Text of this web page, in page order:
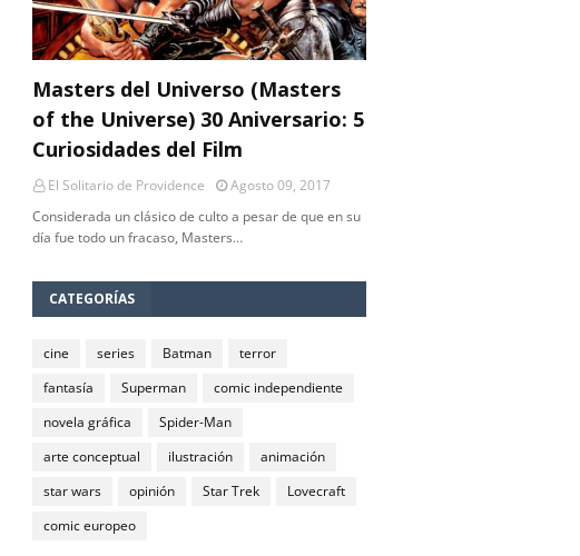
Masters del Universo (Masters
of the Universe) 30 Aniversario: 5
Curiosidades del Film
El Solitario de Providence
Agosto 09, 2017
Considerada un clásico de culto a pesar de que en su
día fue todo un fracaso, Masters…
CATEGORÍAS
cine series Batman
terror
fantasía
Superman
comic independiente
novela gráfica
Spider-Man
arte conceptual
ilustración
animación
star wars
opinión Star Trek
Lovecraft
comic europeo